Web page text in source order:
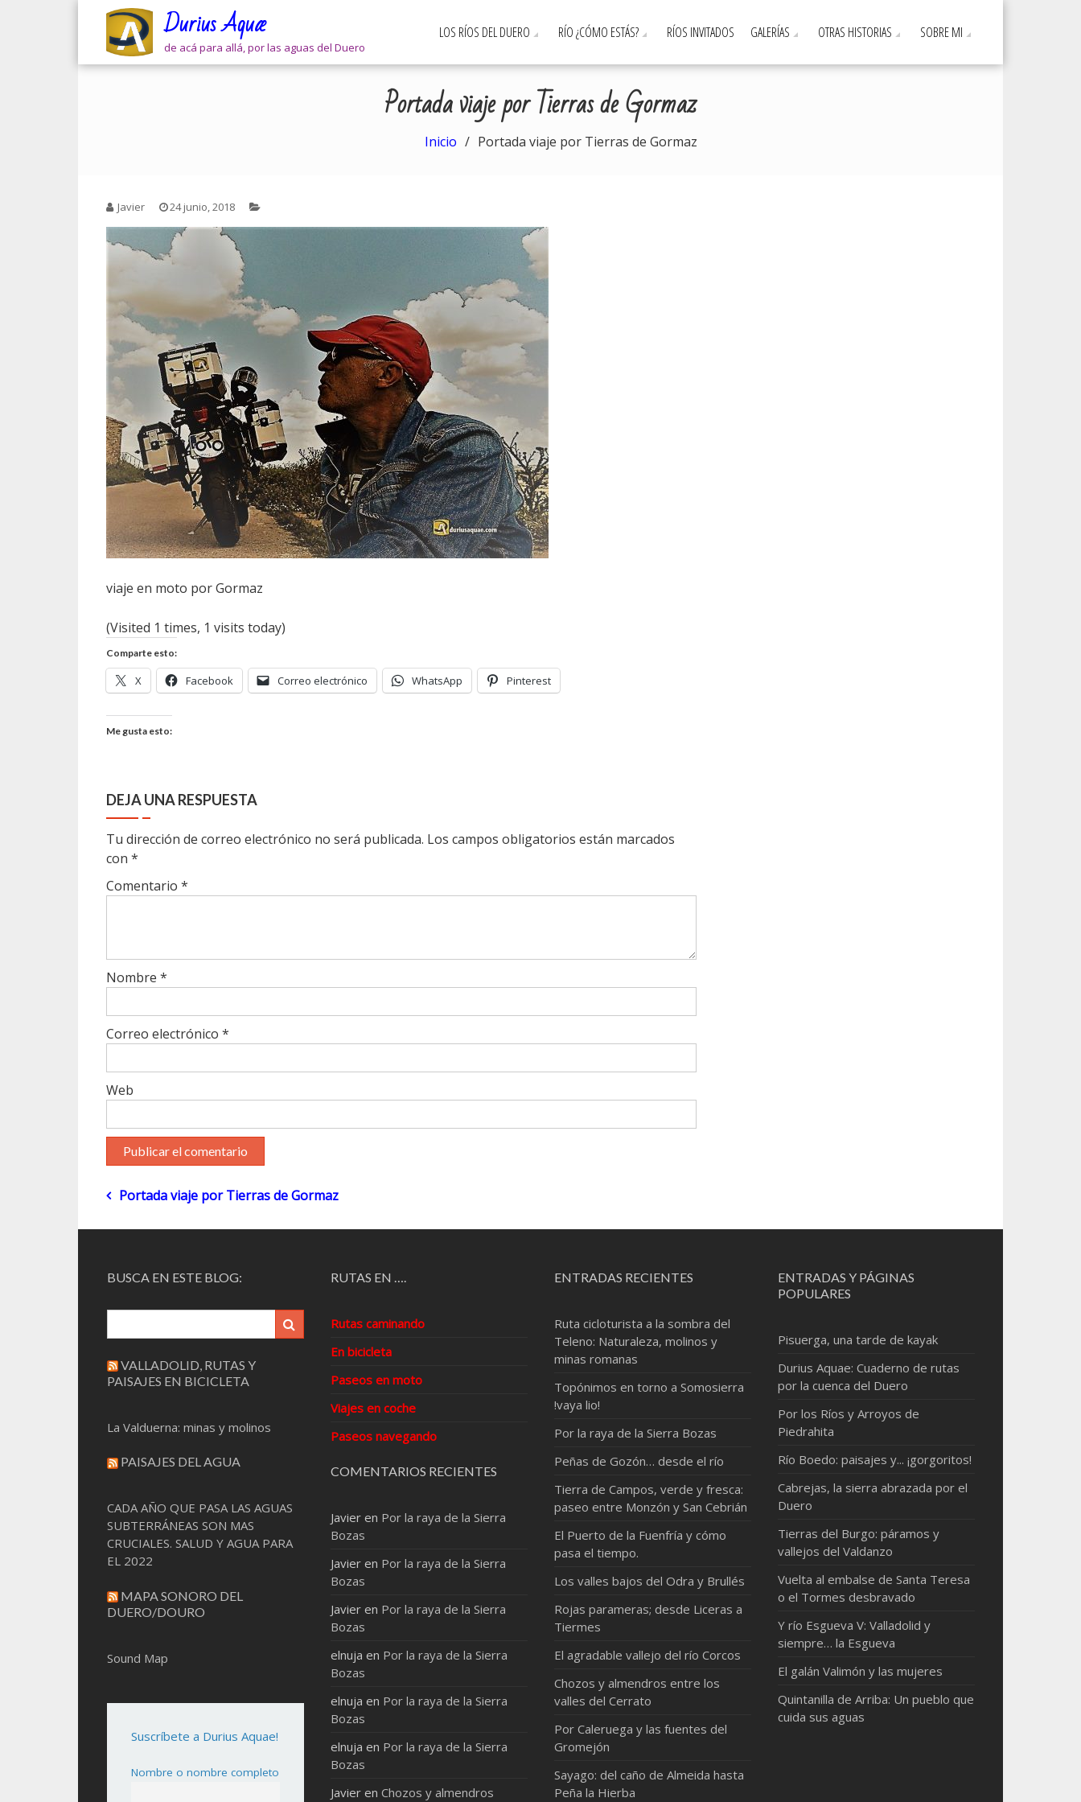
Durius Aquæ
de acá para allá, por las aguas del Duero
LOS RÍOS DEL DUERO RÍO ¿CÓMO ESTÁS? RÍOS INVITADOS GALERÍAS OTRAS HISTORIAS SOBRE MI
Portada viaje por Tierras de Gormaz
Inicio Portada viaje por Tierras de Gormaz
Javier 24 junio, 2018
viaje en moto por Gormaz
(Visited 1 times, 1 visits today)
Comparte esto:
X Facebook Correo electrónico WhatsApp Pinterest
Me gusta esto:
DEJA UNA RESPUESTA
Tu dirección de correo electrónico no será publicada. Los campos obligatorios están marcados
con *
Comentario *
Nombre *
Correo electrónico *
Web
Navegación
de
Portada viaje por Tierras de Gormaz
BUSCA EN ESTE BLOG:
VALLADOLID, RUTAS Y
PAISAJES EN BICICLETA
La Valduerna: minas y molinos
PAISAJES DEL AGUA
CADA AÑO QUE PASA LAS AGUAS
SUBTERRÁNEAS SON MAS
CRUCIALES. SALUD Y AGUA PARA
EL 2022
MAPA SONORO DEL
DUERO/DOURO
Sound Map
Suscríbete a Durius Aquae!
Nombre o nombre completo
RUTAS EN ….
Rutas caminando
En bicicleta
Paseos en moto
Viajes en coche
Paseos navegando
COMENTARIOS RECIENTES
Javier en Por la raya de la Sierra
Bozas
Javier en Por la raya de la Sierra
Bozas
Javier en Por la raya de la Sierra
Bozas
elnuja en Por la raya de la Sierra
Bozas
elnuja en Por la raya de la Sierra
Bozas
elnuja en Por la raya de la Sierra
Bozas
Javier enChozos y almendros
ENTRADAS RECIENTES
Ruta cicloturista a la sombra del
Teleno: Naturaleza, molinos y
minas romanas
Topónimos en torno a Somosierra
!vaya lio!
Por la raya de la Sierra Bozas
Peñas de Gozón… desde el río
Tierra de Campos, verde y fresca:
paseo entre Monzón y San Cebrián
El Puerto de la Fuenfría y cómo
pasa el tiempo.
Los valles bajos del Odra y Brullés
Rojas parameras; desde Liceras a
Tiermes
El agradable vallejo del río Corcos
Chozos y almendros entre los
valles del Cerrato
Por Caleruega y las fuentes del
Gromejón
Sayago: del caño de Almeida hasta
Peña la Hierba
ENTRADAS Y PÁGINAS
POPULARES
Pisuerga, una tarde de kayak
Durius Aquae: Cuaderno de rutas
por la cuenca del Duero
Por los Ríos y Arroyos de
Piedrahita
Río Boedo: paisajes y... ¡gorgoritos!
Cabrejas, la sierra abrazada por el
Duero
Tierras del Burgo: páramos y
vallejos del Valdanzo
Vuelta al embalse de Santa Teresa
o el Tormes desbravado
Y río Esgueva V: Valladolid y
siempre… la Esgueva
El galán Valimón y las mujeres
Quintanilla de Arriba: Un pueblo que
cuida sus aguas